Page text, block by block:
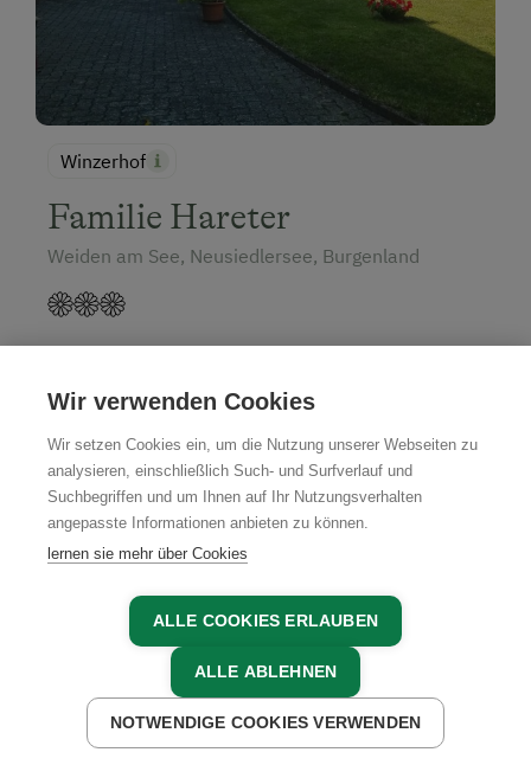
Winzerhof
Familie Hareter
Weiden am See, Neusiedlersee, Burgenland
JETZT ANFRAGEN JETZT BUCHEN
Wir verwenden Cookies
Wir setzen Cookies ein, um die Nutzung unserer Webseiten zu
analysieren, einschließlich Such- und Surfverlauf und
Suchbegriffen und um Ihnen auf Ihr Nutzungsverhalten
angepasste Informationen anbieten zu können.
lernen sie mehr über Cookies
ALLE COOKIES ERLAUBEN
ALLE ABLEHNEN
NOTWENDIGE COOKIES VERWENDEN